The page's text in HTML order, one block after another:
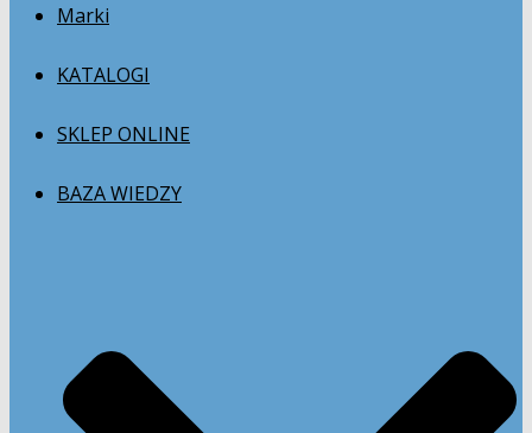
Marki
KATALOGI
SKLEP ONLINE
BAZA WIEDZY